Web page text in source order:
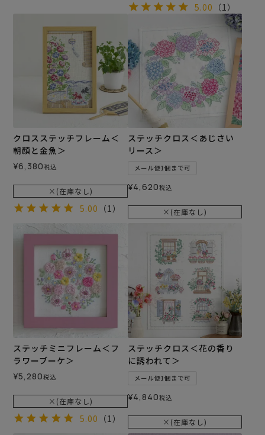
5.00 （1）
クロスステッチフレーム＜
朝顔と金魚＞
¥6,380税込
×(在庫なし)
5.00 （1）
ステッチクロス＜あじさい
リース＞
メール便1個まで可
¥4,620税込
×(在庫なし)
ステッチミニフレーム＜フ
ラワーブーケ＞
¥5,280税込
×(在庫なし)
5.00 （1）
ステッチクロス＜花の香り
に誘われて＞
メール便1個まで可
¥4,840税込
×(在庫なし)